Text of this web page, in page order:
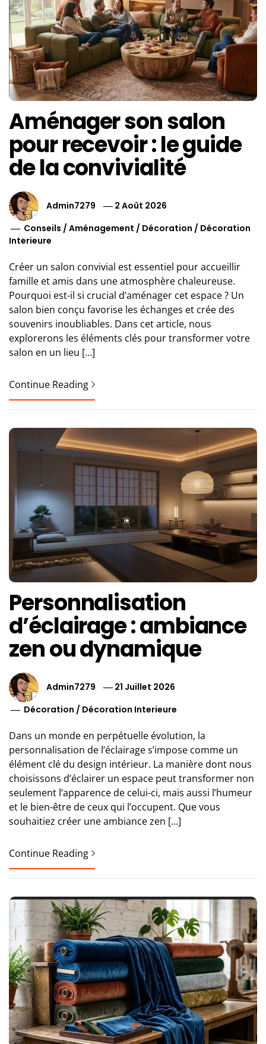
Aménager son salon
pour recevoir : le guide
de la convivialité
Admin7279
2 Août 2026
Conseils /Aménagement / Décoration / Décoration
Interieure
Créer un salon convivial est essentiel pour accueillir
famille et amis dans une atmosphère chaleureuse.
Pourquoi est-il si crucial d’aménager cet espace ? Un
salon bien conçu favorise les échanges et crée des
souvenirs inoubliables. Dans cet article, nous
explorerons les éléments clés pour transformer votre
salon en un lieu […]
Continue Reading
Personnalisation
d’éclairage : ambiance
zen ou dynamique
Admin7279
21 Juillet 2026
Décoration / Décoration Interieure
Dans un monde en perpétuelle évolution, la
personnalisation de l’éclairage s’impose comme un
élément clé du design intérieur. La manière dont nous
choisissons d’éclairer un espace peut transformer non
seulement l’apparence de celui-ci, mais aussi l’humeur
et le bien-être de ceux qui l’occupent. Que vous
souhaitiez créer une ambiance zen […]
Continue Reading